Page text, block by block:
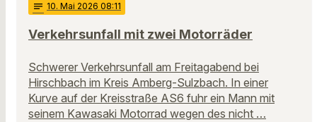
notes 10. Mai 2026 08:11
Verkehrsunfall mit zwei Motorräder
Schwerer Verkehrsunfall am Freitagabend bei
Hirschbach im Kreis Amberg-Sulzbach. In einer
Kurve auf der Kreisstraße AS6 fuhr ein Mann mit
seinem Kawasaki Motorrad wegen des nicht …